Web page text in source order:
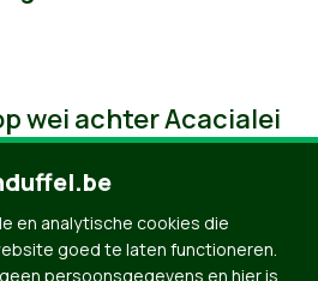
wei achter Acacialei
en analytische cookies die
goed te laten functioneren.
persoonsgegevens en hier is